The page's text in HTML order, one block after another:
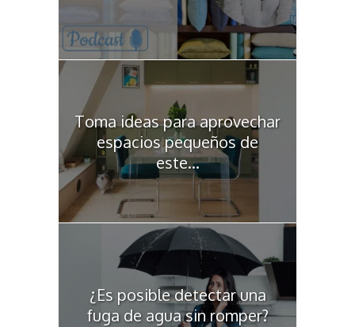
Toma ideas para aprovechar
espacios pequeños de
este...
¿Es posible detectar una
fuga de agua sin romper?